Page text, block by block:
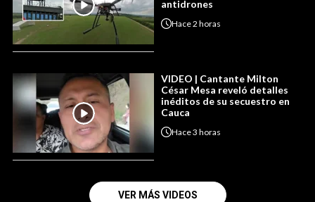
antidrones
Hace2 horas
VIDEO | Cantante Milton
César Mesa reveló detalles
inéditos de su secuestro en
Cauca
Hace3 horas
VER MÁS VIDEOS